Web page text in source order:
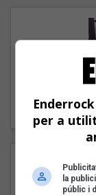
per a
la
públic i